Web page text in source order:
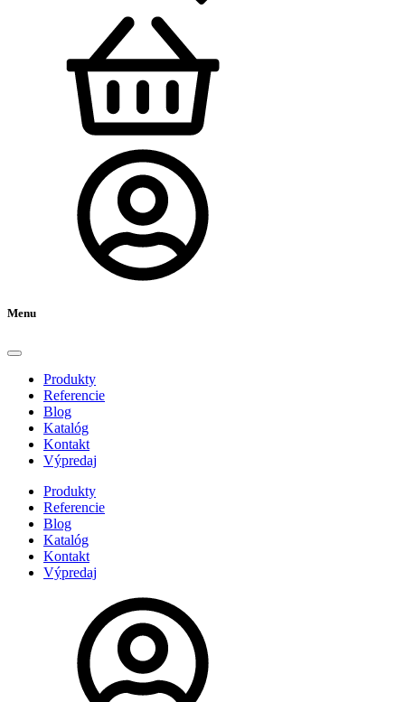
Menu
Produkty
Referencie
Blog
Katalóg
Kontakt
Výpredaj
Produkty
Referencie
Blog
Katalóg
Kontakt
Výpredaj